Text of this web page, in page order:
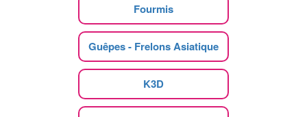
Fourmis
Guêpes - Frelons Asiatique
K3D